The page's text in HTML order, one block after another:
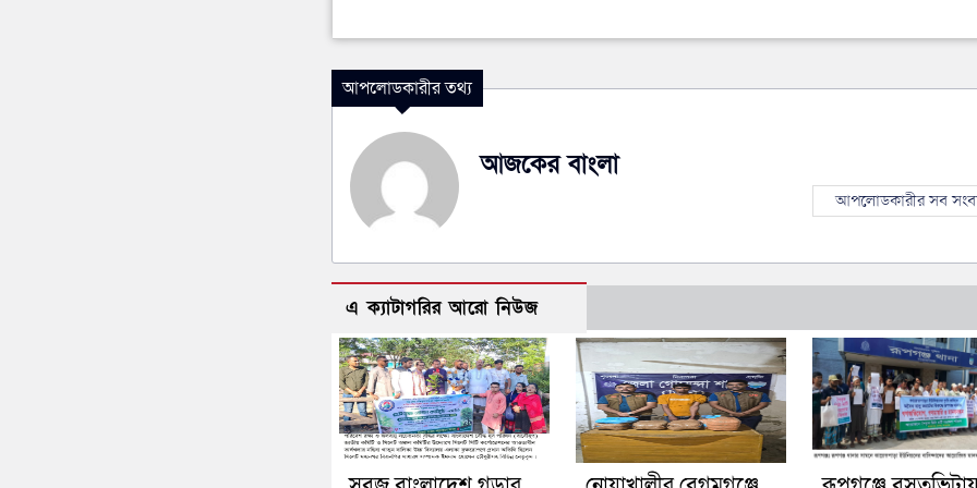
আপলোডকারীর তথ্য
আজকের বাংলা
আপলোডকারীর সব
এ ক্যাটাগরির আরো নিউজ